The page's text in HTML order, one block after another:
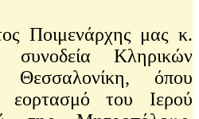
Ποιμενάρχης μας κ.
Κληρικών
Θεσσαλονίκη, όπου
εορτασμό του Ιερού